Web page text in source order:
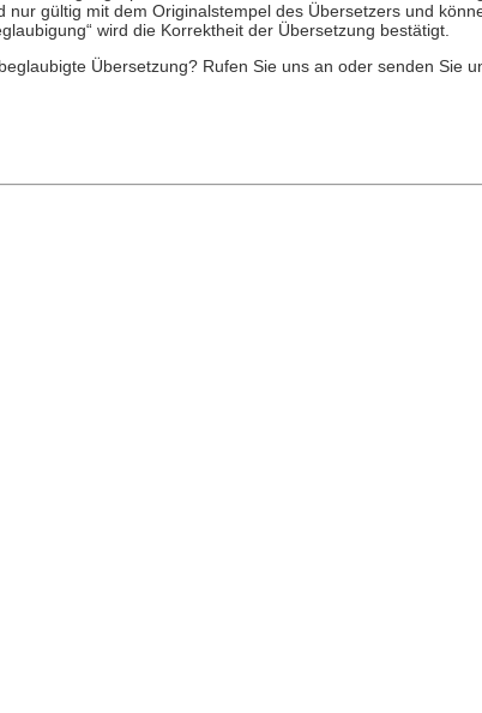
nur gültig mit dem Originalstempel des Übersetzers und
wird die Korrektheit der Übersetzung bestätigt.
Übersetzung? Rufen Sie uns an oder senden Sie